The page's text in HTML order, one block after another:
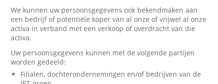
We kunnen uw persoonsgegevens ook bekendmaken aan
een bedrijf of potentiële koper van al onze of vrijwel al onze
activa in verband met een verkoop of overdracht van die
activa.
Uw persoonsgegevens kunnen met de volgende partijen
worden gedeeld:
Filialen, dochterondernemingen en/of bedrijven van de